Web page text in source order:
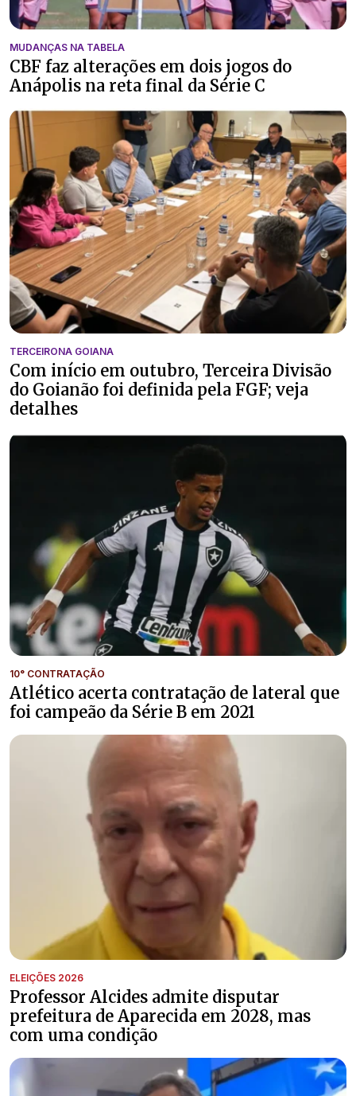
MUDANÇAS NA TABELA
CBF faz alterações em dois jogos do
Anápolis na reta final da Série C
TERCEIRONA GOIANA
Com início em outubro, Terceira Divisão
do Goianão foi definida pela FGF; veja
detalhes
10° CONTRATAÇÃO
Atlético acerta contratação de lateral que
foi campeão da Série B em 2021
ELEIÇÕES 2026
Professor Alcides admite disputar
prefeitura de Aparecida em 2028, mas
com uma condição